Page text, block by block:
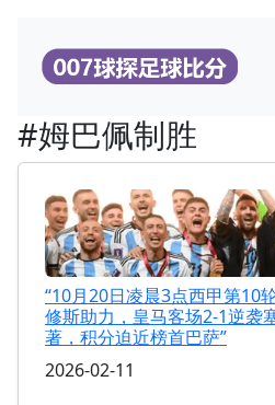
#姆巴佩制胜
“10月20日凌晨3点西甲第10
修斯助力，皇马客场2-1逆袭
著，积分迫近榜首巴萨”
2026-02-11